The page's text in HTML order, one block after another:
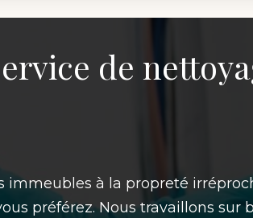
de
immeubles à la propreté
préférez. Nous travaillons sur